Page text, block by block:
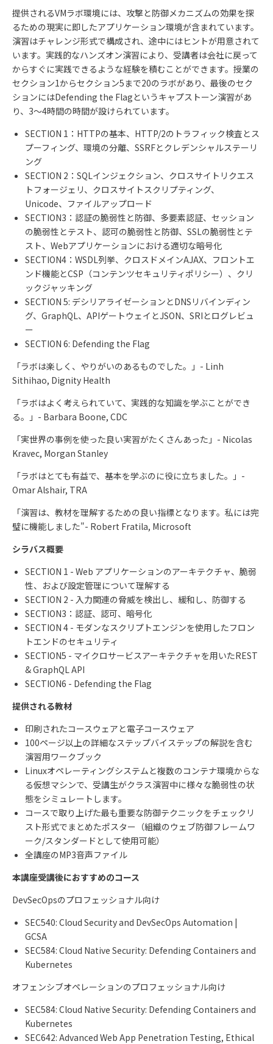
提供されるVMラボ環境には、攻撃と防御メカニズムの効果を探
るための現実に即したアプリケーション環境が含まれています。
演習はチャレンジ形式で構成され、途中にはヒントが用意されて
います。実践的なハンズオン演習により、受講者は会社に戻って
からすぐに実践できるような経験を積むことができます。授業の
セクション1からセクション5まで20のラボがあり、最後のセク
ションにはDefending the Flagというキャプストーン演習があ
り、 3～4時間の時間が設けられています。
SECTION 1： HTTPの基本、 HTTP/2のトラフィック検査とス
プーフィング、環境の分離、 SSRFとクレデンシャルステーリ
ング
SECTION 2： SQLインジェクション、クロスサイトリクエス
トフォージェリ、クロスサイトスクリプティング、
Unicode、ファイルアップロード
SECTION3 ：認証の脆弱性と防御、多要素認証、セッション
の脆弱性とテスト、認可の脆弱性と防御、 SSLの脆弱性とテ
スト、 Webアプリケーションにおける適切な暗号化
SECTION4：WSDL列挙、クロスドメインAJAX、フロントエ
ンド機能とCSP（コンテンツセキュリティポリシー）、クリ
ックジャッキング
SECTION 5: デシリアライゼーションとDNS リバインディン
グ、 GraphQL、 APIゲートウェイとJSON、 SRIとログレビュ
ー
SECTION 6: Defending the Flag
「ラボは楽しく、やりがいのあるものでした。」 - Linh
Sithihao, Dignity Health
「ラボはよく考えられていて、実践的な知識を学ぶことができ
る。」- Barbara Boone, CDC
「実世界の事例を使った良い実習がたくさんあった」- Nicolas
Kravec, Morgan Stanley
「ラボはとても有益で、基本を学ぶのに役に立ちました。」-
Omar Alshair, TRA
「演習は、教材を理解するための良い指標となります。私には完
璧に機能しました"- Robert Fratila, Microsoft
シラバス概要
SECTION 1 - Web アプリケーションのアーキテクチャ、脆弱
性、および設定管理について理解する
SECTION 2 - 入力関連の脅威を検出し、緩和し、防御する
SECTION3：認証、認可、暗号化
SECTION 4 - モダンなスクリプトエンジンを使用したフロン
トエンドのセキュリティ
SECTION5 - マイクロサービスアーキテクチャを用いたREST
& GraphQL API
SECTION6 - Defending the Flag
提供される教材
印刷されたコースウェアと電子コースウェア
100ページ以上の詳細なステップバイステップの解説を含む
演習用ワークブック
Linuxオペレーティングシステムと複数のコンテナ環境からな
る仮想マシンで、受講生がクラス演習中に様々な脆弱性の状
態をシミュレートします。
コースで取り上げた最も重要な防御テクニックをチェックリ
スト形式でまとめたポスター（組織のウェブ防御フレームワ
ーク/スタンダードとして使用可能）
全講座のMP3音声ファイル
本講座受講後におすすめのコース
DevSecOpsのプロフェッショナル向け
SEC540: Cloud Security and DevSecOps Automation |
GCSA
SEC584: Cloud Native Security: Defending Containers and
Kubernetes
オフェンシブオペレーションのプロフェッショナル向け
SEC584: Cloud Native Security: Defending Containers and
Kubernetes
SEC642: Advanced Web App Penetration Testing, Ethical